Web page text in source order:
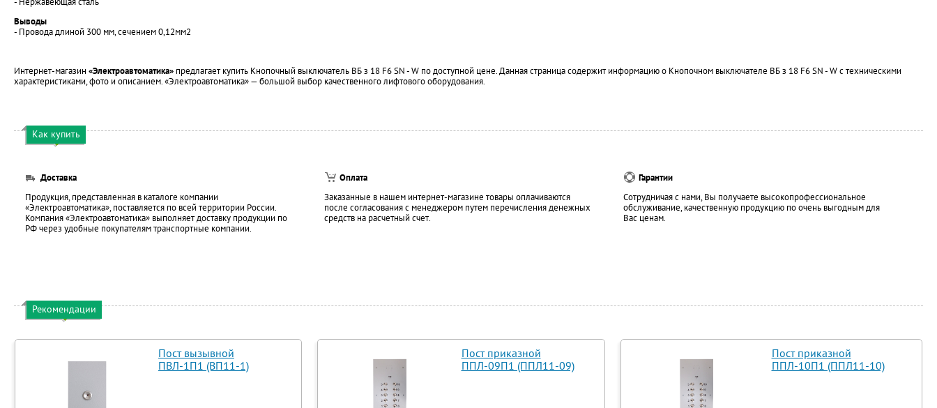
Выводы
- Провода длиной 300 мм, сечением 0,12мм2
Интернет-магазин «Электроавтоматика» предлагает купить Кнопочный выключатель ВБ з 18 F6 SN - W по доступной цене. Данная страница содержит информацию о Кнопочном выключателе ВБ з 18 F6 SN - W с техническими
характеристиками, фото и описанием. «Электроавтоматика» — большой выбор качественного лифтового оборудования.
Как купить
Доставка
Продукция, представленная в каталоге компании
«Электроавтоматика», поставляется по всей территории России.
Компания «Электроавтоматика» выполняет доставку продукции по
РФ через удобные покупателям транспортные компании.
Оплата
Заказанные в нашем интернет-магазине товары оплачиваются
после согласования с менеджером путем перечисления денежных
средств на расчетный счет.
Гарантии
Сотрудничая с нами, Вы получаете высокопрофессиональное
обслуживание, качественную продукцию по очень выгодным для
Вас ценам.
Рекомендации
Пост вызывной
ПВЛ-1П1 (ВП11-1)
Пост приказной
ППЛ-09П1 (ППЛ11-09)
Пост приказной
ППЛ-10П1 (ППЛ11-10)